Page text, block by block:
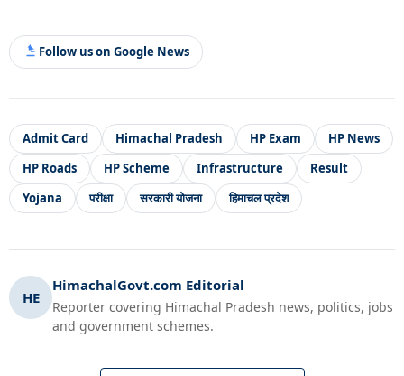
Follow us on Google News
Admit Card Himachal Pradesh HP Exam
HP News
HP Roads
HP Scheme Infrastructure
Result
Yojana
परीक्षा सरकारी योजना हिमाचल प्रदेश
HE
HimachalGovt.com Editorial
Reporter covering Himachal Pradesh news, politics, jobs
and government schemes.